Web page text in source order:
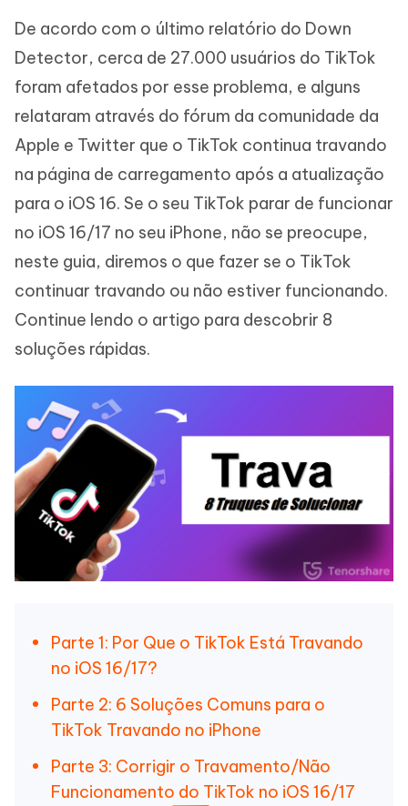
De acordo com o último relatório do Down
Detector, cerca de 27.000 usuários do TikTok
foram afetados por esse problema, e alguns
relataram através do fórum da comunidade da
Apple e Twitter que o TikTok continua travando
na página de carregamento após a atualização
para o iOS 16. Se o seu TikTok parar de funcionar
no iOS 16/17 no seu iPhone, não se preocupe,
neste guia, diremos o que fazer se o TikTok
continuar travando ou não estiver funcionando.
Continue lendo o artigo para descobrir 8
soluções rápidas.
Parte 1: Por Que o TikTok Está Travando
no iOS 16/17?
Parte 2: 6 Soluções Comuns para o
TikTok Travando no iPhone
Parte 3: Corrigir o Travamento/Não
Funcionamento do TikTok no iOS 16/17